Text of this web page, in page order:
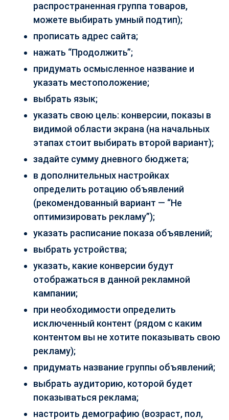
распространенная группа товаров,
можете выбирать умный подтип);
прописать адрес сайта;
нажать “Продолжить”;
придумать осмысленное название и
указать местоположение;
выбрать язык;
указать свою цель: конверсии, показы в
видимой области экрана (на начальных
этапах стоит выбирать второй вариант);
задайте сумму дневного бюджета;
в дополнительных настройках
определить ротацию объявлений
(рекомендованный вариант — “Не
оптимизировать рекламу”);
указать расписание показа объявлений;
выбрать устройства;
указать, какие конверсии будут
отображаться в данной рекламной
кампании;
при необходимости определить
исключенный контент (рядом с каким
контентом вы не хотите показывать свою
рекламу);
придумать название группы объявлений;
выбрать аудиторию, которой будет
показываться реклама;
настроить демографию (возраст, пол,